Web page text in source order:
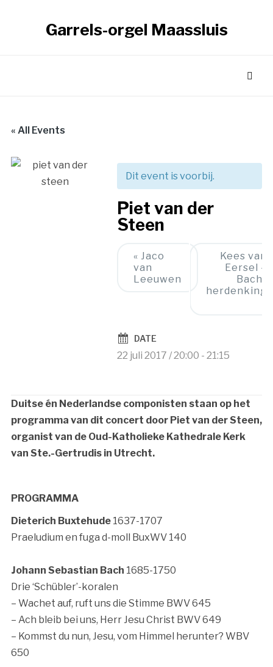
Garrels-orgel Maassluis
« All Events
Dit event is voorbij.
Piet van der
Steen
Event
Navigation
« Jaco
van
Leeuwen
Kees van
Eersel –
Bach-
herdenking
DATE
22 juli 2017 / 20:00 -21:15
Duitse én Nederlandse componisten staan op het
programma van dit concert door Piet van der Steen,
organist van de Oud-Katholieke Kathedrale Kerk
van Ste.-Gertrudis in Utrecht.
PROGRAMMA
Dieterich Buxtehude 1637-1707
Praeludium en fuga d-moll BuxWV 140
Johann Sebastian Bach 1685-1750
Drie ‘Schübler’-koralen
– Wachet auf, ruft uns die Stimme BWV 645
– Ach bleib bei uns, Herr Jesu Christ BWV 649
– Kommst du nun, Jesu, vom Himmel herunter? WBV
650